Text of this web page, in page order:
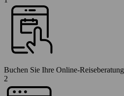
Buchen Sie Ihre Online-Reiseberatung
2